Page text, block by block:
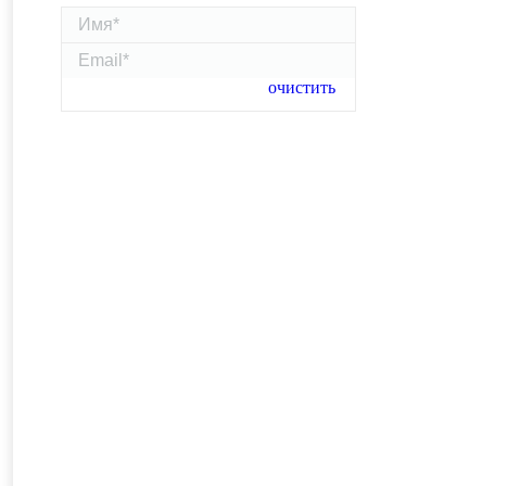
Имя *
Email *
очистить